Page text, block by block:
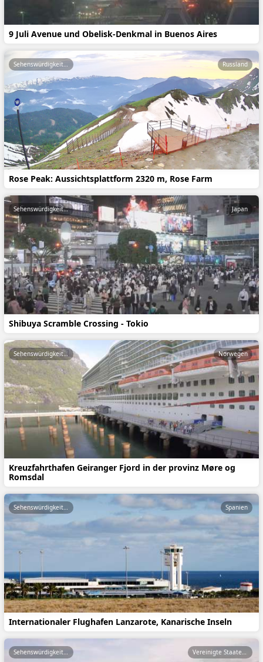
9 Juli Avenue und Obelisk-Denkmal in Buenos Aires
Rose Peak: Aussichtsplattform 2320 m, Rose Farm
Sehenswürdigkeiten Russland
Shibuya Scramble Crossing - Tokio
Sehenswürdigkeiten Japan
Kreuzfahrthafen Geiranger Fjord in der provinz Møre og
Romsdal
Sehenswürdigkeiten Norwegen
Internationaler Flughafen Lanzarote, Kanarische Inseln
Sehenswürdigkeiten Spanien
Sehenswürdigkeiten Vereinigte Staaten von Amerika